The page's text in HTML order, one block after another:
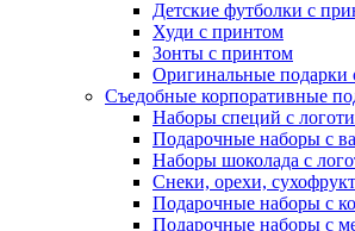
Детские футболки с
Худи с принтом
Зонты с принтом
Оригинальные подарки
Съедобные корпоративные
Наборы специй с
Подарочные наборы с
Наборы шоколада с
Снеки, орехи,
Подарочные наборы с
Подарочные наборы с